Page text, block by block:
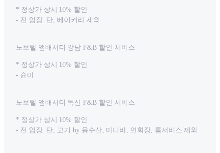
* 정상가 상시 10% 할인
- 전 업장. 단, 베이커리 제외.
노보텔 앰배서더 강남 F&B 할인 서비스
* 정상가 상시 10% 할인
- 슌미
노보텔 앰배서더 독산 F&B 할인 서비스
* 정상가 상시 10% 할인
- 전 업장. 단, 고기 by 용수산, 미니바, 연회장, 룸서비스 제외